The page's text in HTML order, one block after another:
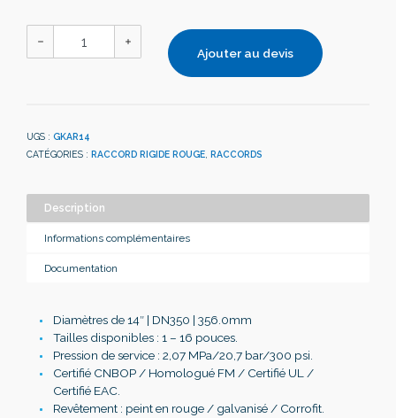
Ajouter au devis
UGS : GKAR14
CATÉGORIES : RACCORD RIGIDE ROUGE RACCORDS
Description
Informations complémentaires
Documentation
Diamètres de 14″ | DN350 | 356.0mm
Tailles disponibles : 1 – 16 pouces.
Pression de service : 2,07 MPa/20,7 bar/300 psi.
Certifié CNBOP / Homologué FM / Certifié UL /
Certifié EAC.
Revêtement : peint en rouge / galvanisé / Corrofit.